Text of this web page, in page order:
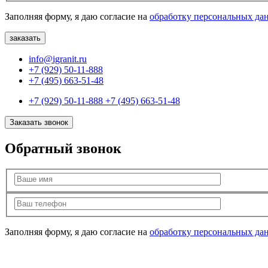
Заполняя форму, я даю согласие на обработку персональных
info@igranit.ru
+7 (929) 50-11-888
+7 (495) 663-51-48
+7 (929) 50-11-888 +7 (495) 663-51-48
Заказать звонок
Обратный звонок
Заполняя форму, я даю согласие на обработку персональных